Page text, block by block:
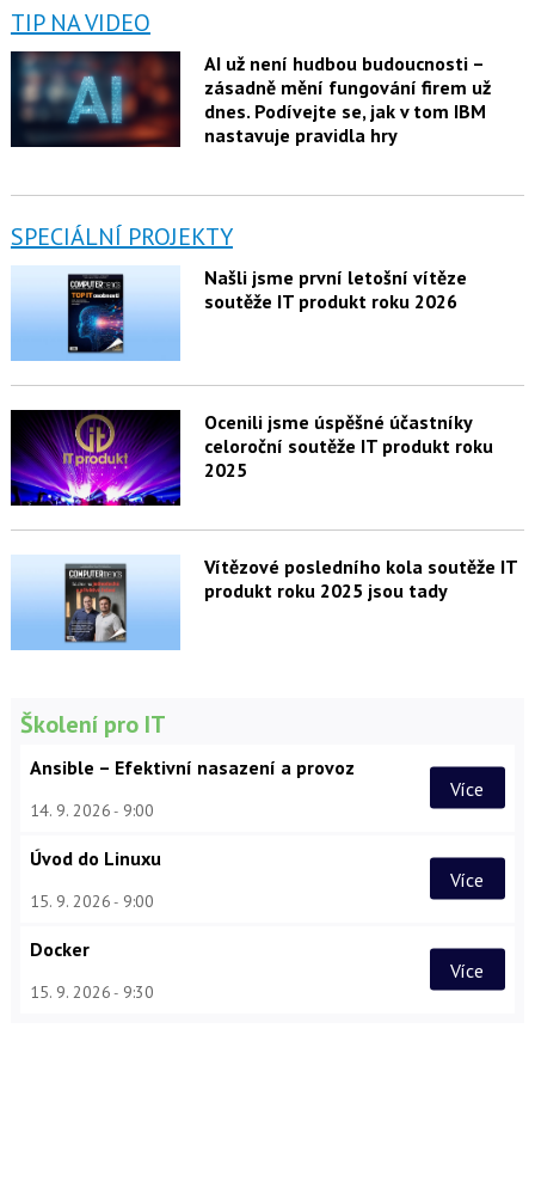
TIP NA VIDEO
AI už není hudbou budoucnosti –
zásadně mění fungování firem už
dnes. Podívejte se, jak v tom IBM
nastavuje pravidla hry
SPECIÁLNÍ PROJEKTY
Našli jsme první letošní vítěze
soutěže IT produkt roku 2026
Ocenili jsme úspěšné účastníky
celoroční soutěže IT produkt roku
2025
Vítězové posledního kola soutěže IT
produkt roku 2025 jsou tady
Školení pro IT
Ansible – Efektivní nasazení a provoz
14. 9. 2026 9:00
Více
Úvod do Linuxu
15. 9. 2026 9:00
Více
Docker
15. 9. 2026 9:30
Více